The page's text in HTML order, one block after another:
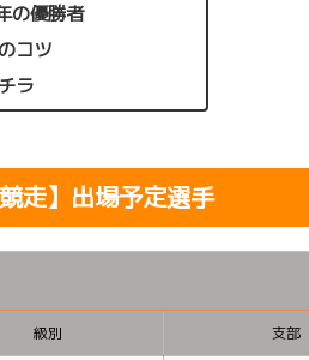
の優勝者
コツ
ラ
走】出場予定選手
級別 支部